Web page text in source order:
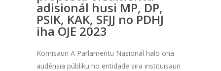
adisionál husi MP, DP,
PSIK, KAK, SFJJ no PDHJ
iha OJE 2023
Komisaun A Parlamentu Nasionál halo ona
audénsia públiku ho entidade sira instituisaun